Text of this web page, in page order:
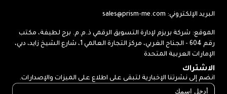
البريد الإلكتروني: sales@prism-me.com
الموقع: شركة بريزم لإدارة التسويق الرقمي ذ.م.م. برج لطيفة، مكتب
رقم 604 - الجناح الغربي، مركز التجارة العالمي 1، شارع الشيخ زايد، دبي،
الإمارات العربية المتحدة
الاشتراك
انضم إلى نشرتنا الإخبارية لتبقى على اطلاع على الميزات والإصدارات.